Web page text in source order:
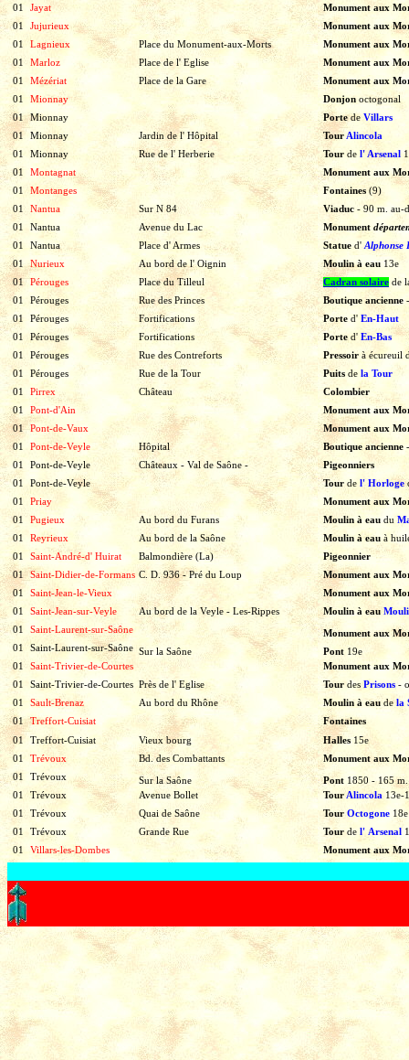
01
Jayat
Monument aux
01
Jujurieux
Monument aux
01
Lagnieux Place du Monument-aux-Morts
Monument aux
01
Marloz Place de l' Eglise
Monument aux
01
Mézériat Place de la Gare
Monument aux
01
Mionnay Donjon octogonal
01
Mionnay Portede Villars
01
Mionnay Jardin de l' Hôpital Tour Alincola
01
Mionnay Rue de l' Herberie Tour de l' Arsenal
01
Montagnat
Monument aux
01
Montanges Fontaines (9)
01
Nantua Sur N 84 Viaduc - 90 m.
au-
01
Nantua Avenue du Lac Monument
01
Nantua Place d' Armes Statued' Alphonse
01
Nurieux Au bord de l' Oignin Moulin à eau 13e
01
Pérouges Place du Tilleul Cadran solaire de
01
Pérouges Rue des Princes Boutique ancienne -
01
Pérouges Fortifications Porte d' En-Haut
01
Pérouges Fortifications Porte d' En-Bas
01
Pérouges Rue des Contreforts Pressoir à écureuil
01
Pérouges Rue de la Tour Puits de la Tour
01
Pirrex Château
Colombier
01
Pont-d'Ain
Monument aux
01
Pont-de-Vaux
Monument aux
01
Pont-de-Veyle Hôpital Boutique ancienne -
01
Pont-de-Veyle Châteaux - Val de Saône -
Pigeonniers
01
Pont-de-Veyle Tour de l' Horloge
01
Priay
Monument aux
01
Pugieux Au bord du Furans Moulin à eau du
01
Reyrieux Au bord de la Saône Moulin à eau à
01
Saint-André-d' Huirat Balmondière (La)
Pigeonnier
01
Saint-Didier-de-Formans C. D. 936 - Pré du Loup
Monument aux
01
Saint-Jean-le-Vieux
Monument aux
01
Saint-Jean-sur-Veyle Au bord de la Veyle - Les-Rippes Moulin à eau
01
Saint-Laurent-sur-Saône
Monument aux
01
Saint-Laurent-sur-Saône Sur la Saône Pont 19e
01
Saint-Trivier-de-Courtes
Monument aux
01
Saint-Trivier-de-Courtes Près de l' Eglise Tour des Prisons -
01
Sault-Brenaz Au bord du Rhône Moulin à eau de la
01
Treffort-Cuisiat
Fontaines
01
Treffort-Cuisiat Vieux bourg Halles 15e
01
Trévoux Bd. des Combattants
Monument aux
01
Trévoux Sur la Saône Pont 1850 - 165 m.
01
Trévoux Avenue Bollet Tour Alincola 13e-
01
Trévoux Quai de Saône Tour Octogone 18e
01
Trévoux Grande Rue Tour de l' Arsenal
01
Villars-les-Dombes Monument aux